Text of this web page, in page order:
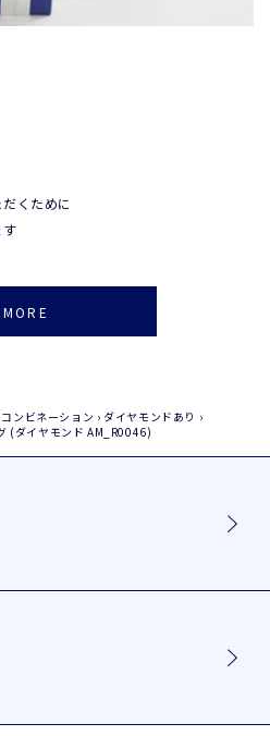
くために
MORE
コンビネーション › ダイヤモンドあり ›
(ダイヤモンド AM_R0046)